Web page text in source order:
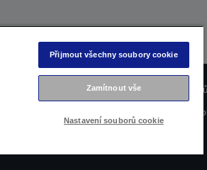
Prohlášení o ochraně osobních údajů
Informace o souborech
Přijmout všechny soubory cookie
Zamítnout vše
Nastavení souborů cookie